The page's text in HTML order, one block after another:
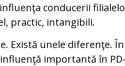
conducerii
practic, intangibili.
Există unele diferenţe.
importantă în